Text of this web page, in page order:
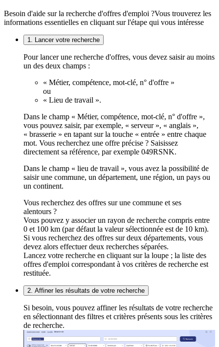
Besoin d'aide sur la recherche d'offres d'emploi ?Vous trouverez les
informations essentielles en cliquant sur l'étape qui vous intéresse
1. Lancer votre recherche
Pour lancer une recherche d'offres, vous devez saisir au moins
un des deux champs :
« Métier, compétence, mot-clé, n° d'offre »
ou
« Lieu de travail ».
Dans le champ « Métier, compétence, mot-clé, n° d'offre »,
vous pouvez saisir, par exemple, « serveur », « anglais »,
« brasserie » en tapant sur la touche « entrée » entre chaque
mot. Vous recherchez une offre précise ? Saisissez
directement sa référence, par exemple 049RSNK.
Dans le champ « lieu de travail », vous avez la possibilité de
saisir une commune, un département, une région, un pays ou
un continent.
Vous recherchez des offres sur une commune et ses
alentours ?
Vous pouvez y associer un rayon de recherche compris entre
0 et 100 km (par défaut la valeur sélectionnée est de 10 km).
Si vous recherchez des offres sur deux départements, vous
devez alors effectuer deux recherches séparées.
Lancez votre recherche en cliquant sur la loupe ; la liste des
offres d'emploi correspondant à vos critères de recherche est
restituée.
2. Affiner les résultats de votre recherche
Si besoin, vous pouvez affiner les résultats de votre recherche
en sélectionnant des filtres et critères présents sous les critères
de recherche.